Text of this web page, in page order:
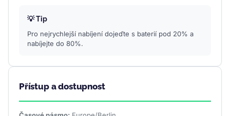
💡 Tip
Pro nejrychlejší nabíjení dojeďte s baterií pod 20% a
nabíjejte do 80%.
Přístup a dostupnost